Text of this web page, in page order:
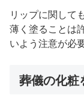
リップに関して
薄く塗ることは
いよう注意が必
葬儀の化粧